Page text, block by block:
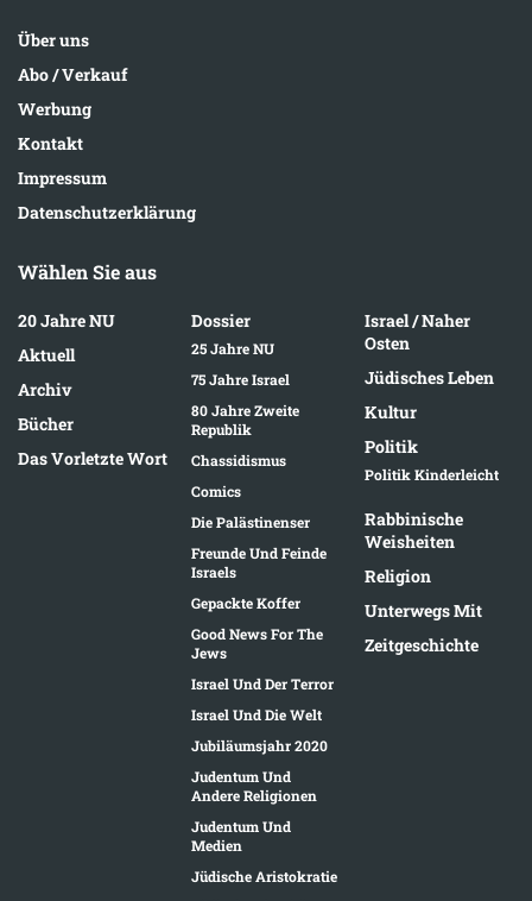
Über uns
Abo / Verkauf
Werbung
Kontakt
Impressum
Datenschutzerklärung
Wählen Sie aus
20 Jahre NU
Aktuell
Archiv
Bücher
Das Vorletzte Wort
Dossier
25 Jahre NU
75 Jahre Israel
80 Jahre Zweite
Republik
Chassidismus
Comics
Die Palästinenser
Freunde Und Feinde
Israels
Gepackte Koffer
Good News For The
Jews
Israel Und Der Terror
Israel Und Die Welt
Jubiläumsjahr 2020
Judentum Und
Andere Religionen
Judentum Und
Medien
Jüdische Aristokratie
Israel / Naher
Osten
Jüdisches Leben
Kultur
Politik
Politik Kinderleicht
Rabbinische
Weisheiten
Religion
Unterwegs Mit
Zeitgeschichte